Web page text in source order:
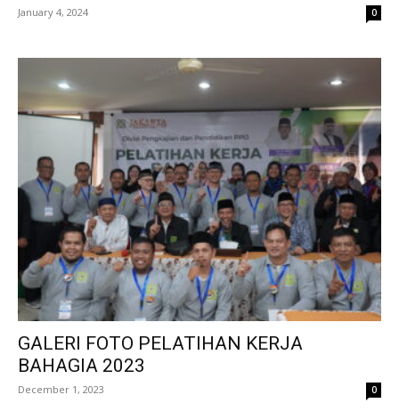
January 4, 2024 0
GALERI FOTO PELATIHAN KERJA
BAHAGIA 2023
December 1, 2023 0